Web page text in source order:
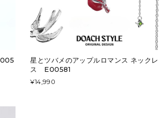
星とツバメのアップルロマンス ネックレ
ス E00581
¥14,990